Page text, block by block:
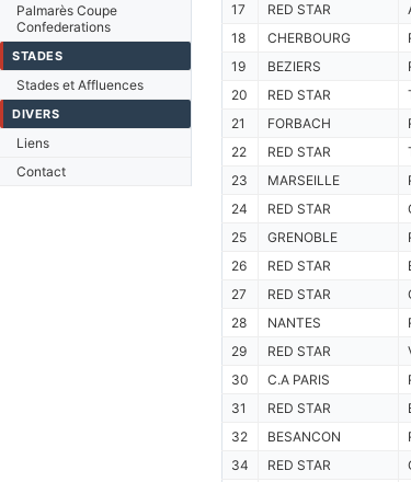
Palmarès Coupe
Confederations
STADES
Stades et Affluences
DIVERS
Liens
Contact
17
RED STAR
18
CHERBOURG
19
BEZIERS
20
RED STAR
21
FORBACH
22
RED STAR
23
MARSEILLE
24
RED STAR
25
GRENOBLE
26
RED STAR
27
RED STAR
28
NANTES
29
RED STAR
30
C.A PARIS
31
RED STAR
32
BESANCON
34
RED STAR